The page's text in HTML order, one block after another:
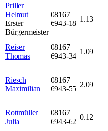
Priller
Helmut
Erster
Bürgermeister
08167
6943-18
1.13
Reiser
Thomas
08167
6943-34
1.09
Riesch
Maximilian
08167
6943-55
2.09
Rottmüller
Julia
08167
6943-62
0.12